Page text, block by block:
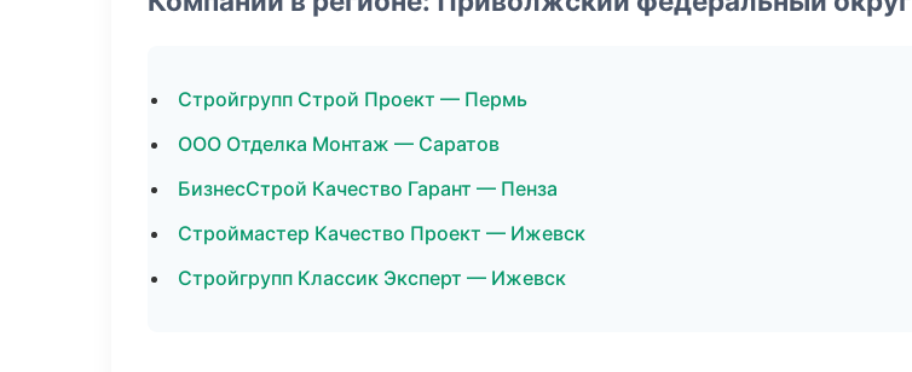
Стройгрупп Строй Проект — Пермь
ООО Отделка Монтаж — Саратов
БизнесСтрой Качество Гарант — Пенза
Строймастер Качество Проект — Ижевск
Стройгрупп Классик Эксперт — Ижевск